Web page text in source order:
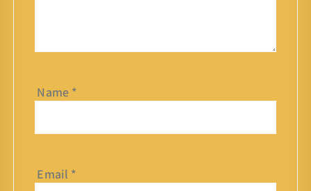
Name *
Email *